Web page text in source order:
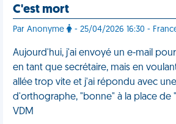
C'est mort
Par Anonyme - 25/04/2026 16:30 -
Aujourd'hui, j'ai envoyé un e-mail
en tant que secrétaire, mais en
allée trop vite et j'ai répondu avec
d'orthographe, "bonne" à la place de
VDM